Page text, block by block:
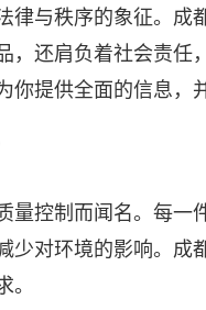
律与秩序的象征。
，还肩负着社会责
提供全面的信息，
量控制而闻名。每
少对环境的影响。
。